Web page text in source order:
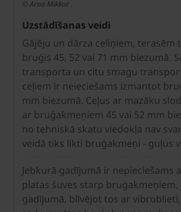
© Arno Mikkor
Uzstādīšanas veidi
Gājēju un dārza celiņiem, terasēm
bruģis 45, 52 vai 71 mm biezumā.
transporta un citu smagu
ceļiem ir neieciešams izmantot
mm biezumā. Ceļus ar mazāku
ar bruģakmeņiem 45 vai 52 mm
no tehniskā skatu viedokļa nav
veidā tiks likti bruģakmeņi - guļus
Jebkurā gadījumā ir nepieciešams
platas šuves starp
gadījumā, blīvējot tos ar